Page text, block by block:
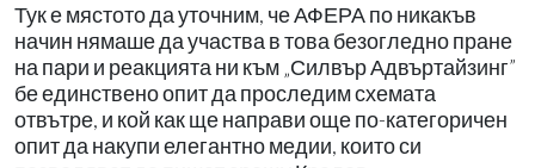
Тук е мястото да уточним, че АФЕРА по никакъв
начин нямаше да участва в това безогледно пране
на пари и реакцията ни към „Силвър Адвъртайзинг”
бе единствено опит да проследим схемата
отвътре, и кой как ще направи още по-категоричен
опит да накупи елегантно медии, които си